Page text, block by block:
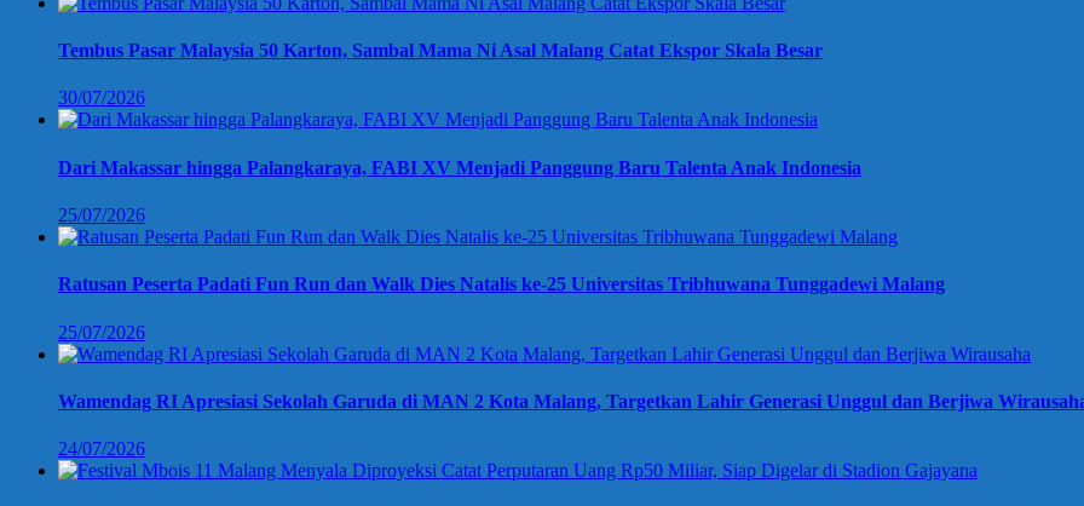
Tembus Pasar Malaysia 50 Karton, Sambal Mama Ni Asal Malang Catat Ekspor Skala Besar
30/07/2026
Dari Makassar hingga Palangkaraya, FABI XV Menjadi Panggung Baru Talenta Anak Indonesia
25/07/2026
Ratusan Peserta Padati Fun Run dan Walk Dies Natalis ke-25 Universitas Tribhuwana Tunggadewi Malang
25/07/2026
Wamendag RI Apresiasi Sekolah Garuda di MAN 2 Kota Malang, Targetkan Lahir Generasi Unggul dan Berjiwa
24/07/2026